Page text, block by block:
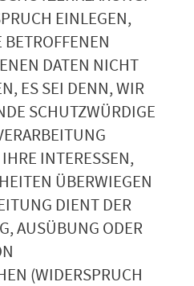
EINLEGEN,
DATEN NICHT
ES SEI DENN, WIR
SCHUTZWÜRDIGE
INTERESSEN,
ÜBERWIEGEN
DIENT DER
AUSÜBUNG ODER
(WIDERSPRUCH